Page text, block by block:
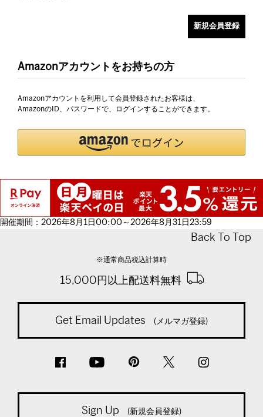
Amazonアカウントをお持ちの方
Amazonアカウントを利用して会員登録されたお客様は、
AmazonのID、パスワードで、ログインすることができます。
開催期間：2026年8月1日00:00～2026年8月31日23:59
Back To Top
※通常商品税込計算時
15,000円以上配送料無料
Get Email Updates (メルマガ登録)
Sign Up (新規会員登録)